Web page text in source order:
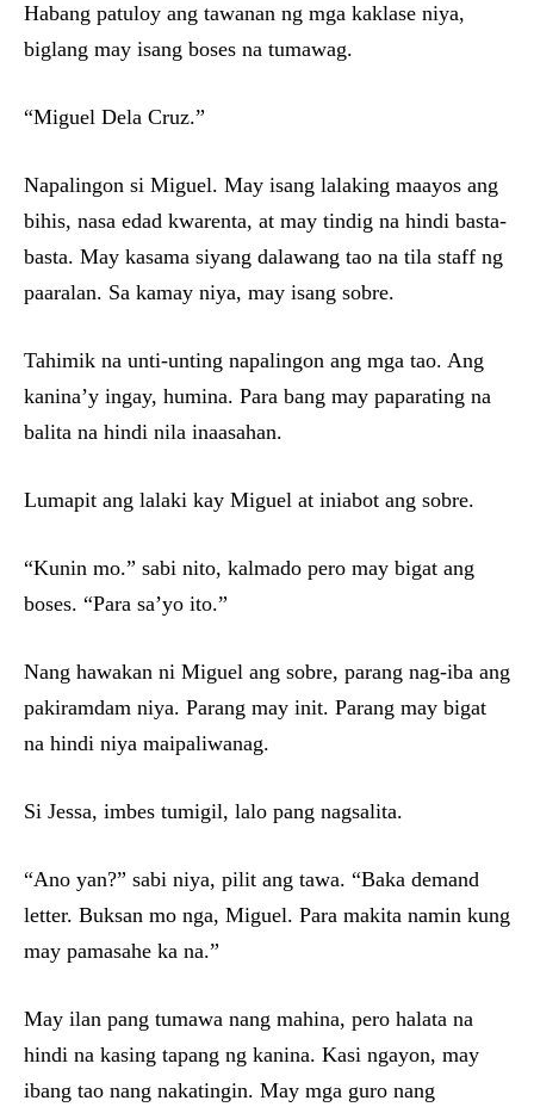
Habang patuloy ang tawanan ng mga kaklase niya,
biglang may isang boses na tumawag.
“Miguel Dela Cruz.”
Napalingon si Miguel. May isang lalaking maayos ang
bihis, nasa edad kwarenta, at may tindig na hindi basta-
basta. May kasama siyang dalawang tao na tila staff ng
paaralan. Sa kamay niya, may isang sobre.
Tahimik na unti-unting napalingon ang mga tao. Ang
kanina’y ingay, humina. Para bang may paparating na
balita na hindi nila inaasahan.
Lumapit ang lalaki kay Miguel at iniabot ang sobre.
“Kunin mo.” sabi nito, kalmado pero may bigat ang
boses. “Para sa’yo ito.”
Nang hawakan ni Miguel ang sobre, parang nag-iba ang
pakiramdam niya. Parang may init. Parang may bigat
na hindi niya maipaliwanag.
Si Jessa, imbes tumigil, lalo pang nagsalita.
“Ano yan?” sabi niya, pilit ang tawa. “Baka demand
letter. Buksan mo nga, Miguel. Para makita namin kung
may pamasahe ka na.”
May ilan pang tumawa nang mahina, pero halata na
hindi na kasing tapang ng kanina. Kasi ngayon, may
ibang tao nang nakatingin. May mga guro nang